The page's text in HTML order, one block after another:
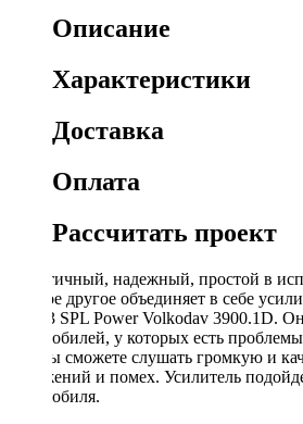
Описание
Характеристики
Доставка
Оплата
Рассчитать проект
Практичный, надежный, простой в
многое другое объединяет в себе
AZ-13 SPL Power Volkodav 3900.1D.
автомобилей, у которых есть
ему вы сможете слушать громкую и
искажений и помех. Усилитель
автомобиля.